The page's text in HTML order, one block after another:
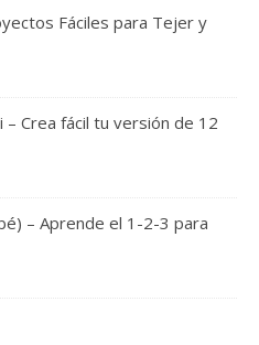
Fáciles para Tejer y
– Crea fácil tu versión de 12
– Aprende el 1-2-3 para